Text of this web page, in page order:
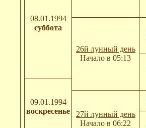
08.01.1994
суббота
26й лунный день
Начало в 05:13
09.01.1994
воскресенье
27й лунный день
Начало в 06:22